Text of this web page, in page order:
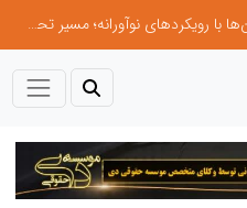
از کشف استعدادهای ناب تا پرورش آن‌ها با رویکردهای نوآورانه؛ مسیر تحول‌آفرین شنای ایران در سطح جهانی